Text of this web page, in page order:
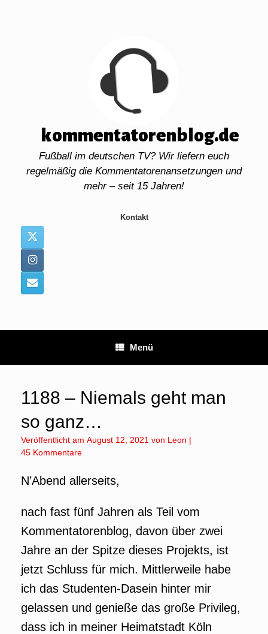
kommentatorenblog.de
Fußball im deutschen TV? Wir liefern euch
regelmäßig die Kommentatorenansetzungen und
mehr – seit 15 Jahren!
Kontakt
Menü
1188 – Niemals geht man
so ganz…
Veröffentlicht am August 12, 2021 von Leon |
45 Kommentare
N’Abend allerseits,
nach fast fünf Jahren als Teil vom
Kommentatorenblog, davon über zwei
Jahre an der Spitze dieses Projekts, ist
jetzt Schluss für mich. Mittlerweile habe
ich das Studenten-Dasein hinter mir
gelassen und genieße das große Privileg,
dass ich in meiner Heimatstadt Köln